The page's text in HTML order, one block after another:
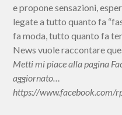
e propone sensazioni,
legate a tutto quanto fa
fa moda, tutto quanto fa
News vuole raccontare
Metti mi piace alla pagina
aggiornato…
https://www.facebook.com/